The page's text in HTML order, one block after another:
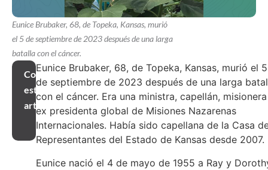
Eunice Brubaker, 68, de Topeka, Kansas, murió
el 5 de septiembre de 2023 después de una larga
batalla con el cáncer.
Compartir
este
artículo
Eunice Brubaker, 68, de Topeka, Kansas, murió el 5
de septiembre de 2023 después de una larga
con el cáncer. Era una ministra, capellán,
ex presidenta global de Misiones Nazarenas
Internacionales. Había sido capellana de la Casa
Representantes del Estado de Kansas desde 2007.
Eunice nació el 4 de mayo de 1955 a Ray y